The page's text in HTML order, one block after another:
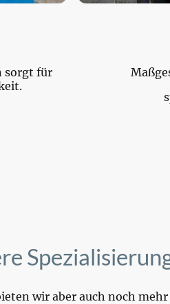
sorgt für
wir aber auch noch